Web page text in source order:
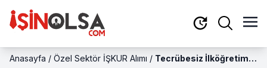
Anasayfa / Özel Sektör İŞKUR Alımı / Tecrübesiz İlköğretim